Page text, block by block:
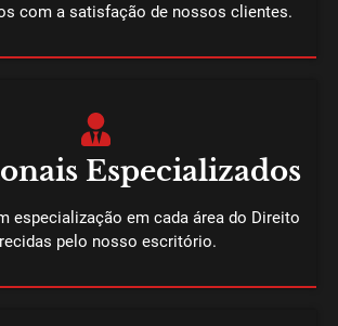
com a satisfação de nossos clientes.
Especializados
especialização em cada área do Direito
pelo nosso escritório.